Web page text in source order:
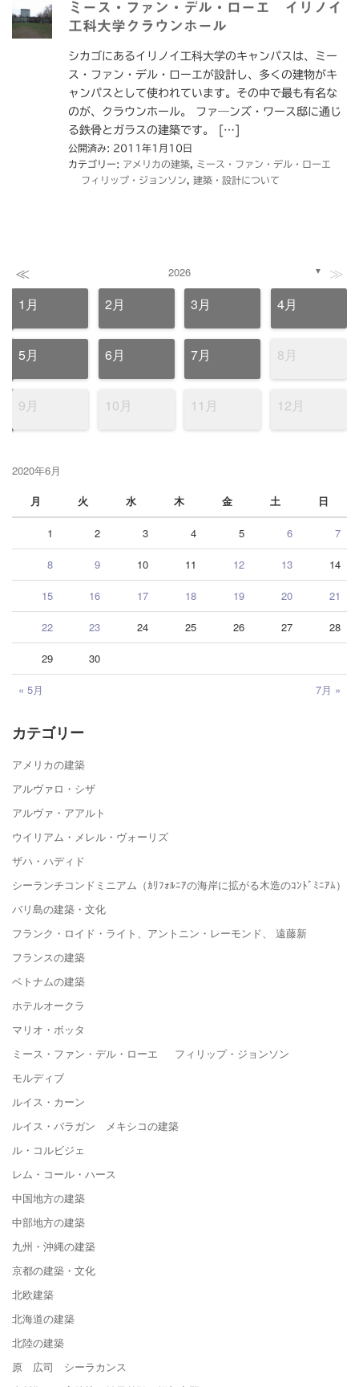
ミース・ファン・デル・ローエ イリノイ
工科大学クラウンホール
シカゴにあるイリノイ工科大学のキャンパスは、ミー
ス・ファン・デル・ローエが設計し、多くの建物がキ
ャンパスとして使われています。その中で最も有名な
のが、クラウンホール。 ファ―ンズ・ワース邸に通じ
る鉄骨とガラスの建築です。 […]
公開済み: 2011年1月10日
カテゴリー: アメリカの建築, ミース・ファン・デル・ローエ
フィリップ・ジョンソン, 建築・設計について
≪ 2026 ▼ ≫
1月 2月 3月 4月
5月 6月 7月 8月
9月 10月 11月 12月
2020年6月
月
火 水 木 金 土 日
« 5月 7月 »
1 2 3 4 5 6 7
8 9 10 11 12 13 14
15 16 17 18 19 20 21
22 23 24 25 26 27 28
29 30
カテゴリー
アメリカの建築
アルヴァロ・シザ
アルヴァ・アアルト
ウイリアム・メレル・ヴォーリズ
ザハ・ハディド
シーランチコンドミニアム（ｶﾘﾌｫﾙﾆｱの海岸に拡がる木造のｺﾝﾄﾞﾐﾆｱﾑ）
バリ島の建築・文化
フランク・ロイド・ライト、アントニン・レーモンド、 遠藤新
フランスの建築
ベトナムの建築
ホテルオークラ
マリオ・ボッタ
ミース・ファン・デル・ローエ フィリップ・ジョンソン
モルディブ
ルイス・カーン
ルイス・バラガン メキシコの建築
ル・コルビジェ
レム・コール・ハース
中国地方の建築
中部地方の建築
九州・沖縄の建築
京都の建築・文化
北欧建築
北海道の建築
北陸の建築
原 広司 シーラカンス